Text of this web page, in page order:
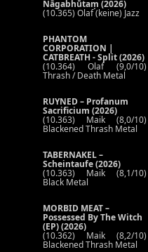
Nāgabhūtaṃ (2026)
(10.365) Olaf (keine) Jazz
PHANTOM
CORPORATION |
CATBREATH - Split (2026)
(10.364) Olaf (9,0/10)
Thrash / Death Metal
RUYNED – Profanum
Sacrificium (2026)
(10.363) Maik (8,0/10)
Blackened Thrash Metal
TABERNAKEL –
Scheintaufe (2026)
(10.363) Maik (8,1/10)
Black Metal
MORBID MEAT –
Possessed By The Witch
(EP) (2026)
(10.362) Maik (8,2/10)
Blackened Thrash Metal